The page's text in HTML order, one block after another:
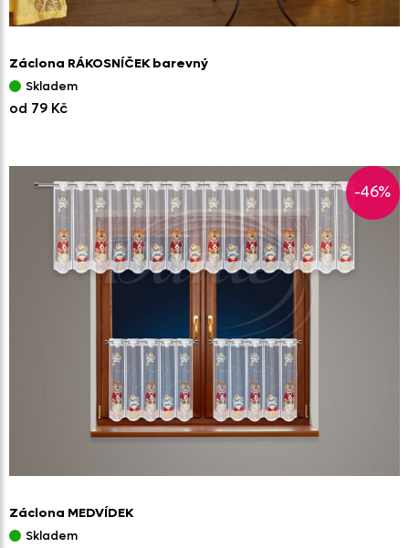
Záclona RÁKOSNÍČEK barevný
Skladem
od 79 Kč
-46%
Záclona MEDVÍDEK
Skladem